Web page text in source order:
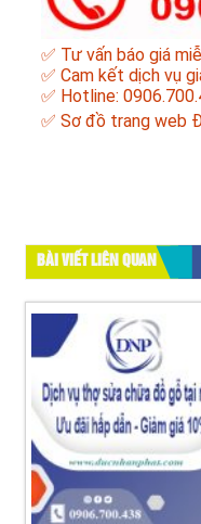
✅ Tư vấn báo giá
✅ Cam kết dịch vụ
✅ Hotline:
✅ Sơ đồ trang web
BÀI VIẾT LIÊN QUAN